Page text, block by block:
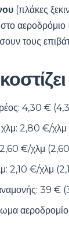
(πλάκες
τους
4,30 €
2,80 €/
€/χλμ
2,10 €/χλμ
39 €